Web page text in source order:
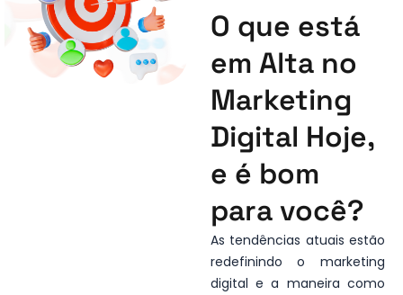
O que está
em Alta no
Marketing
Digital Hoje,
e é bom
para você?
As tendências atuais estão
redefinindo o marketing
digital e a maneira como